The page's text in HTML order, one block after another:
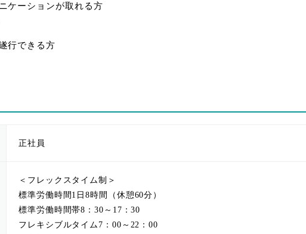
ケーションが取れる方
行できる方
正社員
＜フレックスタイム制＞
標準労働時間1日8時間（休憩60分）
標準労働時間帯8：30～17：30
フレキシブルタイム7：00～22：00